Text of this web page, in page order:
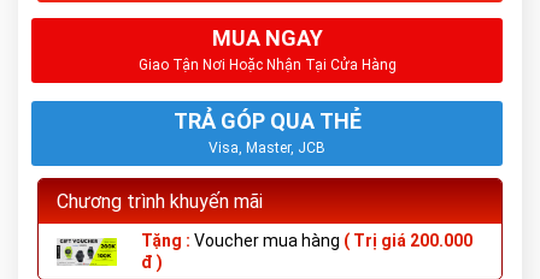
MUA NGAY
Giao Tận Nơi Hoặc Nhận Tại Cửa Hàng
TRẢ GÓP QUA THẺ
Visa, Master, JCB
Chương trình khuyến mãi
Tặng : Voucher mua hàng ( Trị giá 200.000
đ )